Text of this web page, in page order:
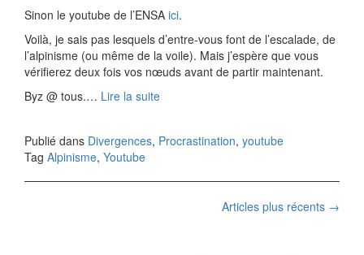
Sinon le youtube de l’ENSA ici.
Voilà, je sais pas lesquels d’entre-vous font de l’escalade, de
l’alpinisme (ou même de la voile). Mais j’espère que vous
vérifierez deux fois vos nœuds avant de partir maintenant.
Byz @ tous.… Lire la suite
Publié dans Divergences, Procrastination, youtube
Tag Alpinisme, Youtube
Articles plus récents →